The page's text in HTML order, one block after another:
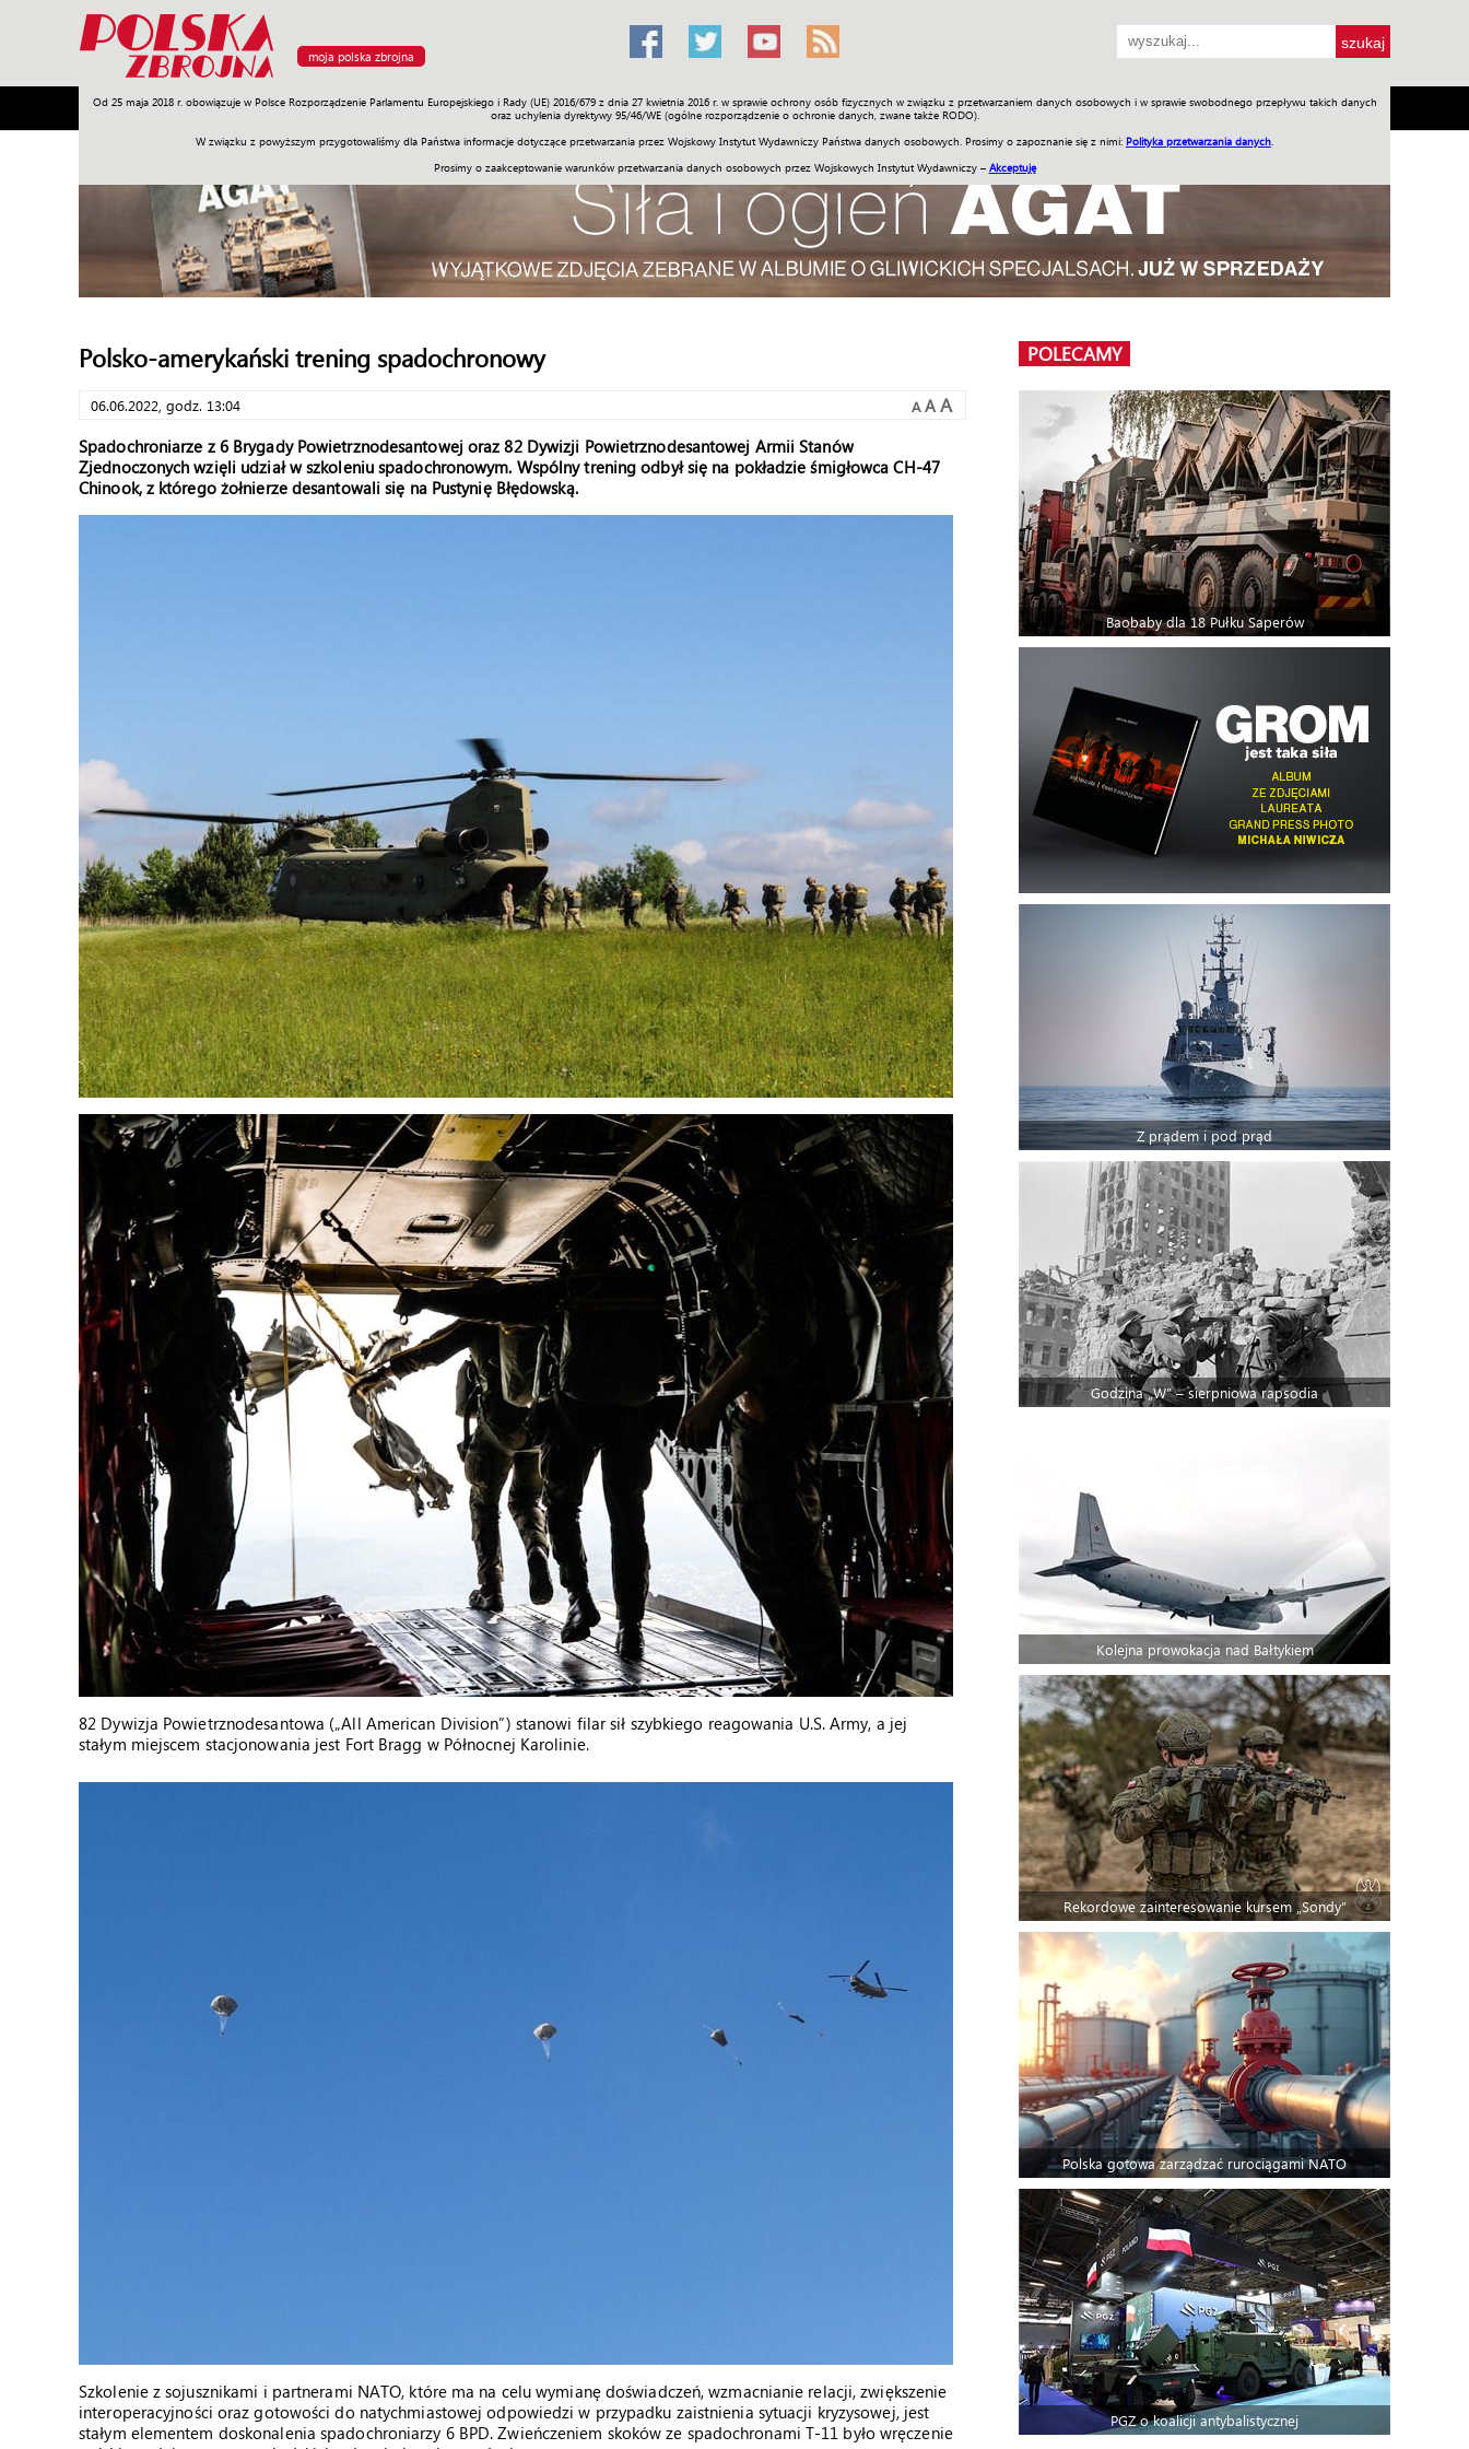
moja polska zbrojna
Od 25 maja 2018 r. obowiązuje w Polsce Rozporządzenie Parlamentu Europejskiego i Rady (UE) 2016/679 z dnia 27 kwietnia 2016 r. w sprawie ochrony osób fizycznych w związku z przetwarzaniem danych osobowych i w sprawie swobodnego przepływu takich danych
oraz uchylenia dyrektywy 95/46/WE (ogólne rozporządzenie o ochronie danych, zwane także RODO).
W związku z powyższym przygotowaliśmy dla Państwa informacje dotyczące przetwarzania przez Wojskowy Instytut Wydawniczy Państwa danych osobowych. Prosimy o zapoznanie się z nimi: Polityka przetwarzania danych
Prosimy o zaakceptowanie warunków przetwarzania danych osobowych przez Wojskowych Instytut Wydawniczy – Akceptuję
Armia Poligon Sprzęt Misje Polityka Prawo Świat Społeczność Sport Historia Galerie Wideo ENGLISH SKLEP Jednodniówki Praca w WIW
Polsko-amerykański trening spadochronowy
06.06.2022, godz. 13:04 A A A
Spadochroniarze z 6 Brygady Powietrznodesantowej oraz 82 Dywizji Powietrznodesantowej Armii Stanów
Zjednoczonych wzięli udział w szkoleniu spadochronowym. Wspólny trening odbył się na pokładzie śmigłowca CH-47
Chinook, z którego żołnierze desantowali się na Pustynię Błędowską.
82 Dywizja Powietrznodesantowa („All American Division”) stanowi filar sił szybkiego reagowania U.S. Army, a jej
stałym miejscem stacjonowania jest Fort Bragg w Północnej Karolinie.
Szkolenie z sojusznikami i partnerami NATO, które ma na celu wymianę doświadczeń, wzmacnianie relacji, zwiększenie
interoperacyjności oraz gotowości do natychmiastowej odpowiedzi w przypadku zaistnienia sytuacji kryzysowej, jest
stałym elementem doskonalenia spadochroniarzy 6 BPD. Zwieńczeniem skoków ze spadochronami T-11 było wręczenie
POLECAMY
Baobaby dla 18 Pułku Saperów
Z prądem i pod prąd
Godzina „W” – sierpniowa rapsodia
Kolejna prowokacja nad Bałtykiem
Rekordowe zainteresowanie kursem „Sondy”
Polska gotowa zarządzać rurociągami NATO
PGZ o koalicji antybalistycznej